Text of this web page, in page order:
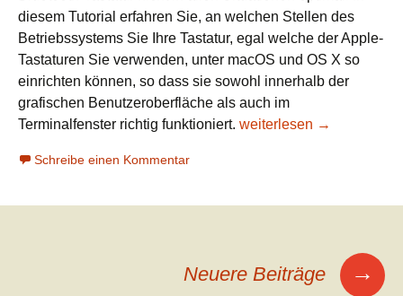
diesem Tutorial erfahren Sie, an welchen Stellen des
Betriebssystems Sie Ihre Tastatur, egal welche der Apple-
Tastaturen Sie verwenden, unter macOS und OS X so
einrichten können, so dass sie sowohl innerhalb der
grafischen Benutzeroberfläche als auch im
Terminalfenster richtig funktioniert. USB- und Bluetooth-
weiterlesen →
Schreibe einen Kommentar
Neuere Beiträge →